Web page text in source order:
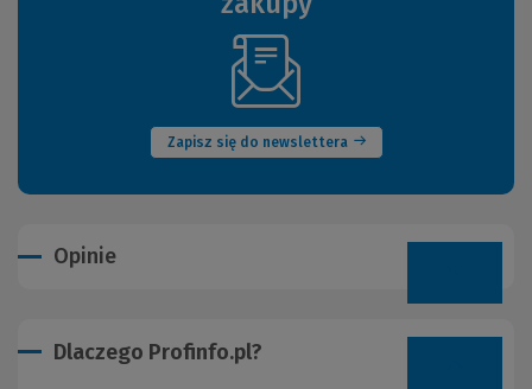
Zapisz się do newslettera
(Nowe
okno)
Opinie
Dlaczego Profinfo.pl?